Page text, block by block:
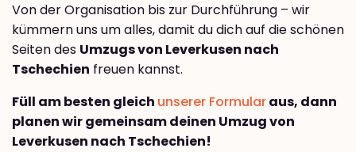
Von der Organisation bis zur Durchführung – wir
kümmern uns um alles, damit du dich auf die schönen
Seiten des Umzugs von Leverkusen nach
Tschechien freuen kannst.
Füll am besten gleich unserer Formularaus, dann
planen wir gemeinsam deinen Umzug von
Leverkusen nach Tschechien!